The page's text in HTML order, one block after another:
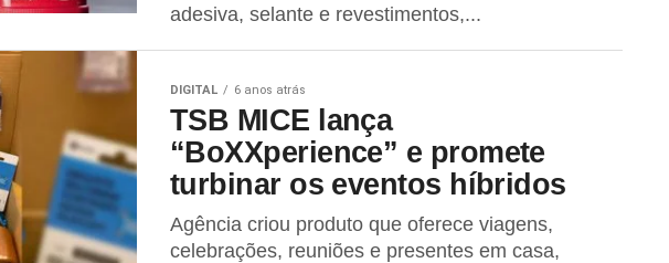
adesiva, selante e revestimentos,...
DIGITAL 6 anos atrás
TSB MICE lança
“BoXXperience” e promete
turbinar os eventos híbridos
Agência criou produto que oferece viagens,
celebrações, reuniões e presentes em casa,